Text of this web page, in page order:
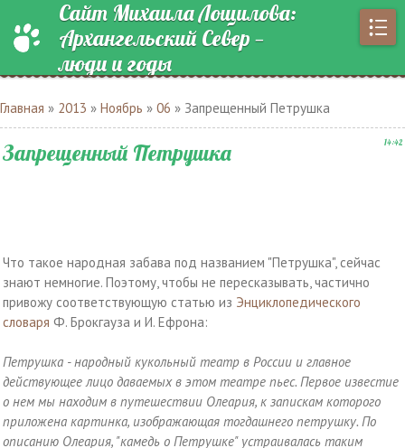
Сайт Михаила Лощилова:
Архангельский Север —
люди и годы
Главная » 2013 » Ноябрь » 06 » Запрещенный Петрушка
14:42
Запрещенный Петрушка
Что такое народная забава под названием "Петрушка", сейчас
знают немногие. Поэтому, чтобы не пересказывать, частично
привожу соответствующую статью из Энциклопедического
словаря Ф. Брокгауза и И. Ефрона:
Петрушка - народный кукольный театр в России и главное
действующее лицо даваемых в этом театре пьес. Первое известие
о нем мы находим в путешествии Олеария, к запискам которого
приложена картинка, изображающая тогдашнего петрушку. По
описанию Олеария, "камедь о Петрушке" устраивалась таким